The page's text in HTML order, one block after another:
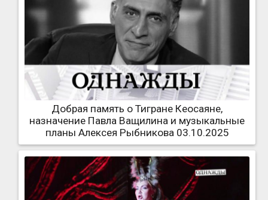
Добрая память о Тигране Кеосаяне,
назначение Павла Ващилина и музыкальные
планы Алексея Рыбникова 03.10.2025